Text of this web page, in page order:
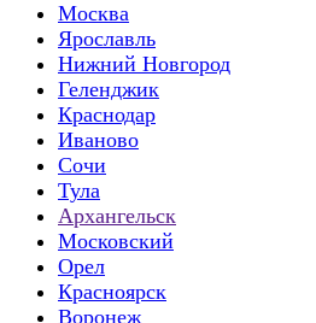
Москва
Ярославль
Нижний Новгород
Геленджик
Краснодар
Иваново
Сочи
Тула
Архангельск
Московский
Орел
Красноярск
Воронеж